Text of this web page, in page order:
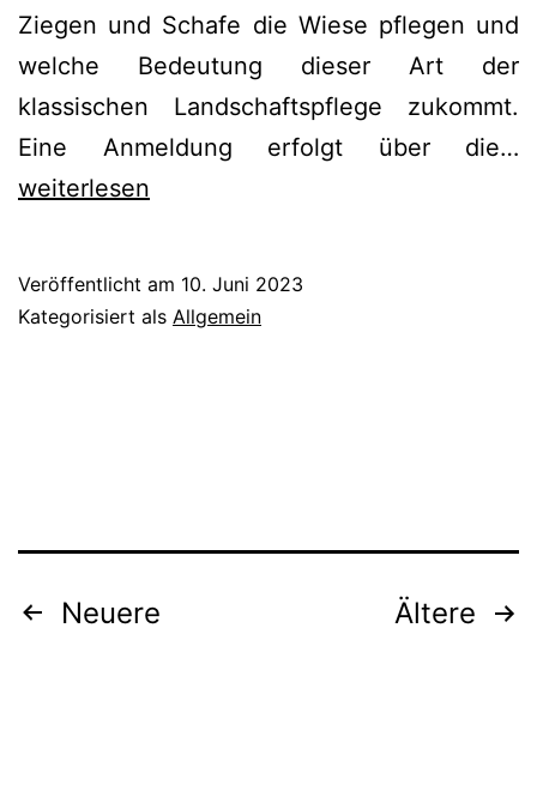
Ziegen und Schafe die Wiese pflegen und
welche Bedeutung dieser Art der
klassischen Landschaftspflege zukommt.
Eine Anmeldung erfolgt über die…
weiterlesen
Veröffentlicht am 10. Juni 2023
Kategorisiert als Allgemein
Seitennummerierung
Neuere Ältere